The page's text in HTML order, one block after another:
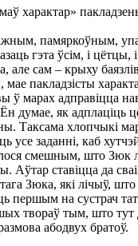
характар»
памяркоўным,
гэта ўсім, і цётцы,
але сам – крыху
мае пакладзісты
ў марах адправіцца
думае, як
Таксама хлопчыкі
заданні, каб
смешным, што Зюк
Аўтар ставіцца да
Зюка, які лічыў,
на сустрач
твораў тым, што
абодвух братоў.